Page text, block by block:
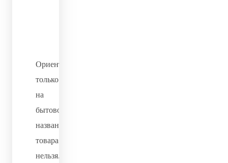
Ориентироваться
только
на
бытовое
название
товара
нельзя.